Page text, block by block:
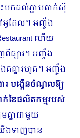
កដល់ភ្លាមតាក់ស៊ី
តែល។ អញ្ចឹង
ហើយ
ផ្សារ។ អញ្ចឹង
គ្នារហូត។ អញ្ចឹង
រ បង្កើនចំណូលឱ្យ
ក់នៃផលិតកម្មរបស់
គ្នាជាមួយ
ើងទាញបាន